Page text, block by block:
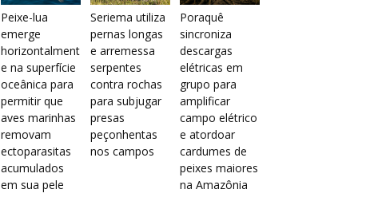
Peixe-lua
emerge
horizontalment
e na superfície
oceânica para
permitir que
aves marinhas
removam
ectoparasitas
acumulados
em sua pele
Seriema utiliza
pernas longas
e arremessa
serpentes
contra rochas
para subjugar
presas
peçonhentas
nos campos
Poraquê
sincroniza
descargas
elétricas em
grupo para
amplificar
campo elétrico
e atordoar
cardumes de
peixes maiores
na Amazônia